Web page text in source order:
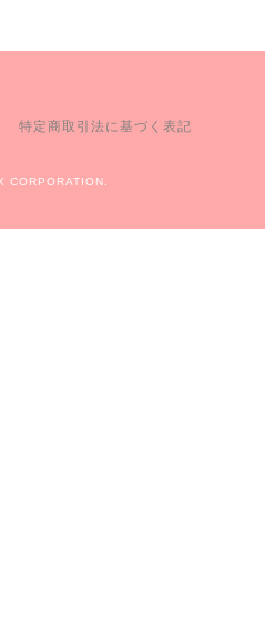
特定商取引法に基づく表記
CORPORATION.